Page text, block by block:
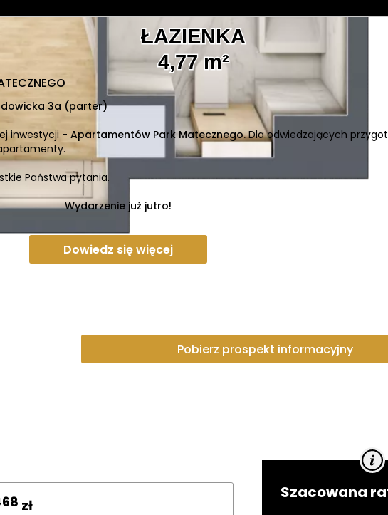
ŁAZIENKA
4,77 m²
3a (parter)
inwestycji - Apartamentów Park Matecznego.Dla odwiedzających
Państwa pytania.
Wydarzenie już jutro!
Dowiedz się więcej
Pobierz prospekt informacyjny
zł
Szacowana